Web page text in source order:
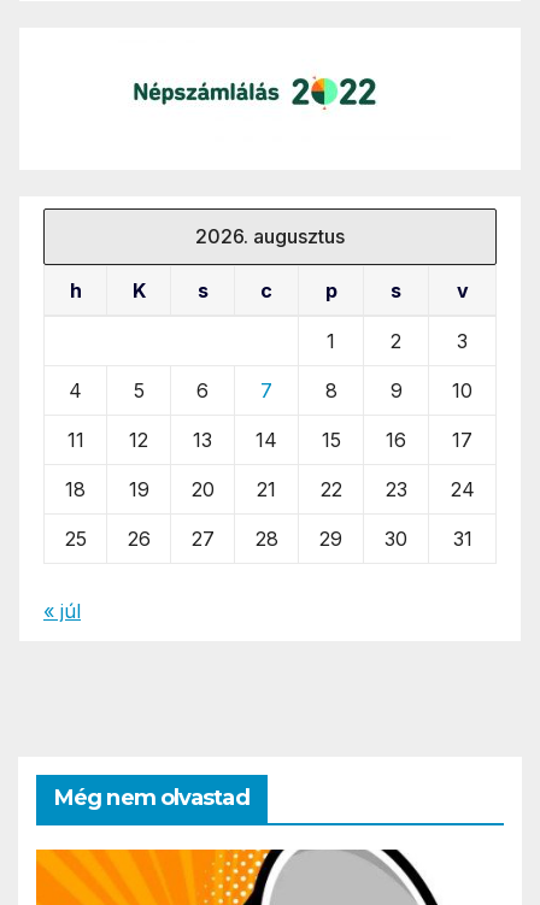
2026. augusztus
h K s c p s v
1 2 3
4 5 6 7 8 9 10
11 12 13 14 15 16 17
18 19 20 21 22 23 24
25 26 27 28 29 30 31
« júl
Még nem olvastad